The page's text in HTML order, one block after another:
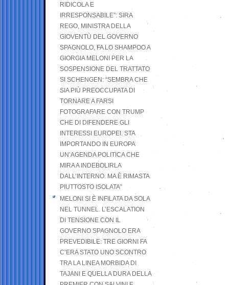
RIDICOLA E
IRRESPONSABILE”: SIRA
REGO, MINISTRA DELLA
GIOVENTÙ DEL GOVERNO
SPAGNOLO, FA LO SHAMPOO A
GIORGIA MELONI PER LA
SOSPENSIONE DEL TRATTATO
SI SCHENGEN: “SEMBRA CHE
SIA PIÙ PREOCCUPATA DI
TORNARE A FARSI
FOTOGRAFARE CON TRUMP
CHE DI DIFENDERE GLI
INTERESSI EUROPEI. STA
IMPORTANDO IN EUROPA
UN’AGENDA POLITICA CHE
MIRA A INDEBOLIRLA
DALL’INTERNO. MA È RIMASTA
PIUTTOSTO ISOLATA”
MELONI SI È INFILATA DA SOLA
NEL TUNNEL. L’ESCALATION
DI TENSIONE CON IL
GOVERNO SPAGNOLO ERA
PREVEDIBILE: TRE GIORNI FA
C’ERA STATO UNO SCONTRO
TRA LA LINEA MORBIDA DI
TAJANI E QUELLA DURA DELLA